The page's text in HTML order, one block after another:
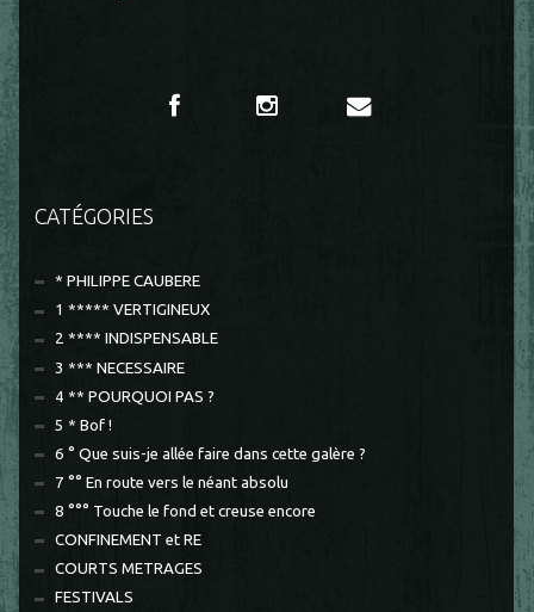
CATÉGORIES
* PHILIPPE CAUBERE
1 ***** VERTIGINEUX
2 **** INDISPENSABLE
3 *** NECESSAIRE
4 ** POURQUOI PAS ?
5 * Bof !
6 ° Que suis-je allée faire dans cette galère ?
7 °° En route vers le néant absolu
8 °°° Touche le fond et creuse encore
CONFINEMENT et RE
COURTS METRAGES
FESTIVALS